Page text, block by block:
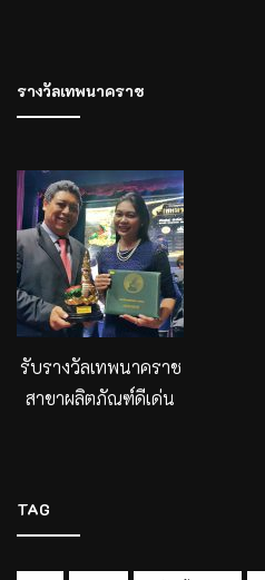
รางวัลเทพนาคราช
รับรางวัลเทพนาคราช
สาขาผลิตภัณฑ์ดีเด่น
TAG